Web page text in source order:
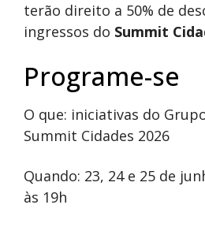
terão direito a 50% de
ingressos do Summit
Programe-se
O que: iniciativas do
Summit Cidades 2026
Quando: 23, 24 e 25 de
às 19h